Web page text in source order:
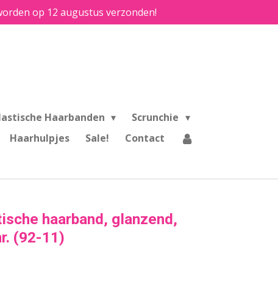
op 12 augustus verzonden!
Haarbanden
Scrunchie
Haarhulpjes Sale! Contact
haarband, glanzend,
(92-11)